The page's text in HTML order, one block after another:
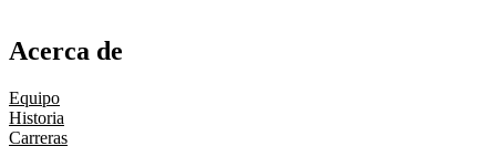
Acerca de
Equipo
Historia
Carreras